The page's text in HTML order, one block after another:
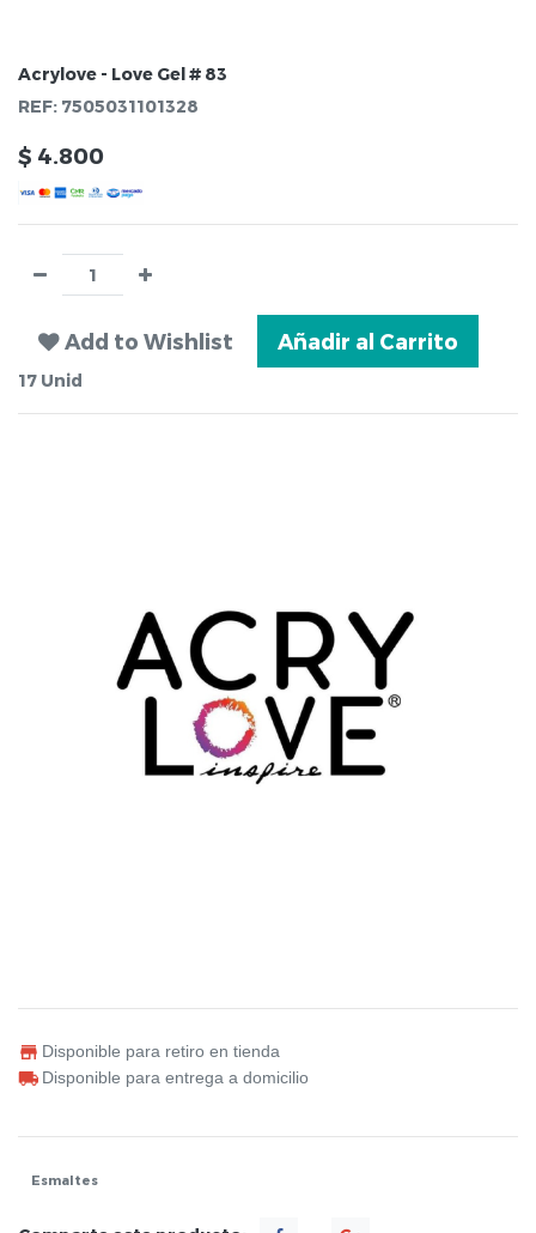
Acrylove - Love Gel # 83
REF: 7505031101328
$ 4.800
Add to Wishlist Añadir al Carrito
17 Unid
Disponible para retiro en tienda
Disponible para entrega a domicilio
Esmaltes